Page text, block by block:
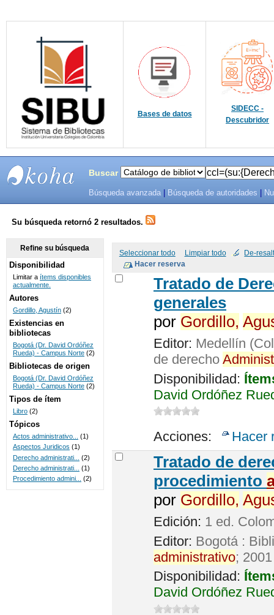
Bases de datos
SIDECC -
Descubridor
SISTEMAS
DE
BIBLIOTECAS
UNICOC
Buscar
Búsqueda avanzada Búsqueda de autoridades
Su búsqueda retornó 2 resultados.
Seleccionar todo Limpiar todo De-
Tratado de
generales
por Gordillo,
Editor: Medellín
de derecho
Disponibilidad:
David Ordóñez
Acciones: Hacer
Tratado de
procedimiento
por Gordillo,
Edición: 1 ed.
Editor: Bogotá :
administrativo; 2001
Disponibilidad:
David Ordóñez
Refine su búsqueda
Disponibilidad
Limitar a ítems disponibles
actualmente.
Autores
Gordillo, Agustín (2)
Existencias en
bibliotecas
Bogotá (Dr. David Ordóñez
Rueda) - Campus Norte (2)
Bibliotecas de origen
Bogotá (Dr. David Ordóñez
Rueda) - Campus Norte (2)
Tipos de ítem
Libro (2)
Tópicos
Actos administrativo...
(1)
Aspectos Juridicos (1)
Derecho administrati...
(2)
Derecho administrati...
(1)
Procedimiento admini...
(2)